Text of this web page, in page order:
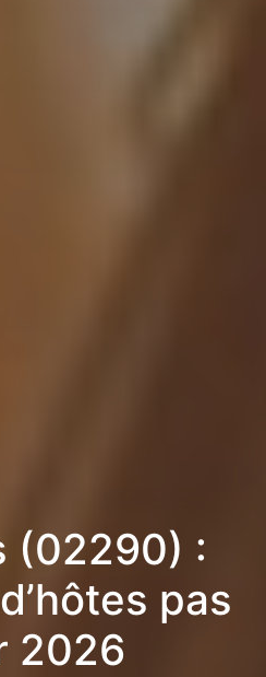
(02290) :
pas
2026